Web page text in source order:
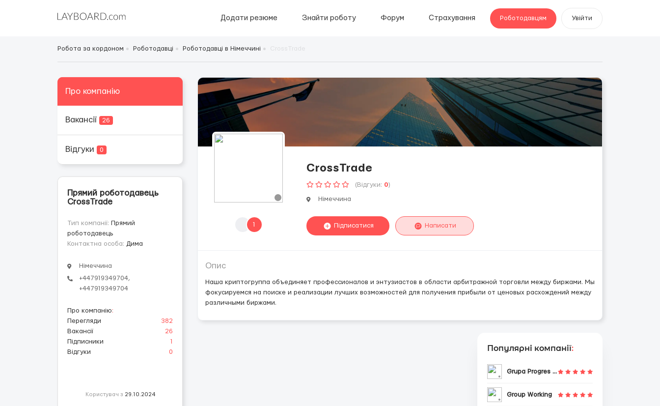
Додати резюме Знайти роботу Форум Страхування Роботодавцям Увійти
Робота за кордоном Роботодавці Роботодавці в Німеччині
Про компанію
Вакансії 26
Відгуки 0
Прямий роботодавець
CrossTrade
Тип компанії: Прямий
роботодавець
Контактна особа: Дима
Німеччина
+447919349704,
+447919349704
Про компанію:
Перегляди
382
Вакансії
26
Підписники
1
Відгуки
0
Користувач з 29.10.2024
1
CrossTrade
(Відгуки: 0)
Німеччина
Підписатися Написати
Опис
Наша криптогруппа объединяет профессионалов и энтузиастов в области арбитражной торговли между биржами. Мы
фокусируемся на поиске и реализации лучших возможностей для получения прибыли от ценовых расхождений между
различными биржами.
Популярні компанії:
Grupa Progres Sp. z o.o.
Group Working